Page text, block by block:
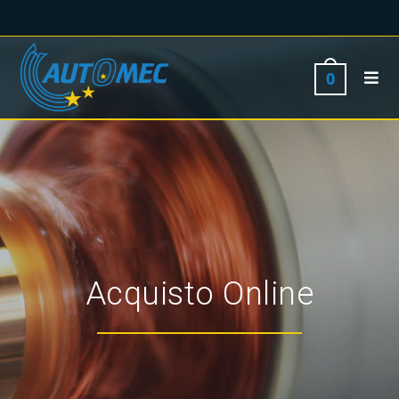
0
Acquisto Online